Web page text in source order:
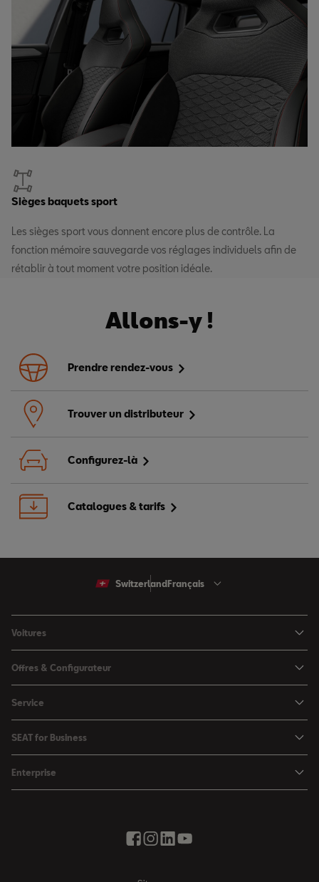
Sièges baquets sport
Les sièges sport vous donnent encore plus de contrôle. La
fonction mémoire sauvegarde vos réglages individuels afin de
rétablir à tout moment votre position idéale.
Allons-y !
Prendre rendez-vous
Trouver un distributeur
Configurez-là
Catalogues & tarifs
Switzerland Français
Voitures
Ibiza
Leon
Leon Sportstourer
Ateca
Offres & Configurateur
Offres
Catalogues & les listes de prix
SEAT Occasion Plus
Boutique d'accessoires
Service
SEAT Service
Accessoires automobiles
SEAT for Business
Offres
Enterprise
Vous faire avancer avec SEAT